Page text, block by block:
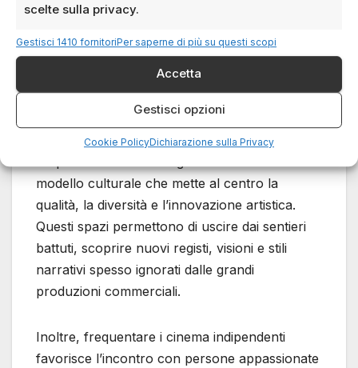
scelte sulla privacy.
Gestisci 1410 fornitoriPer saperne di più su questi scopi
Accetta
Gestisci opzioni
Cookie PolicyDichiarazione sulla Privacy
Perché frequentare i
cinema indipendenti a
Milano?
Scegliere di vedere un film nei cinema
modello culturale che mette al centro la
qualità, la diversità e l’innovazione artistica.
Questi spazi permettono di uscire dai sentieri
battuti, scoprire nuovi registi, visioni e stili
narrativi spesso ignorati dalle grandi
produzioni commerciali.
Inoltre, frequentare i cinema indipendenti
favorisce l’incontro con persone appassionate